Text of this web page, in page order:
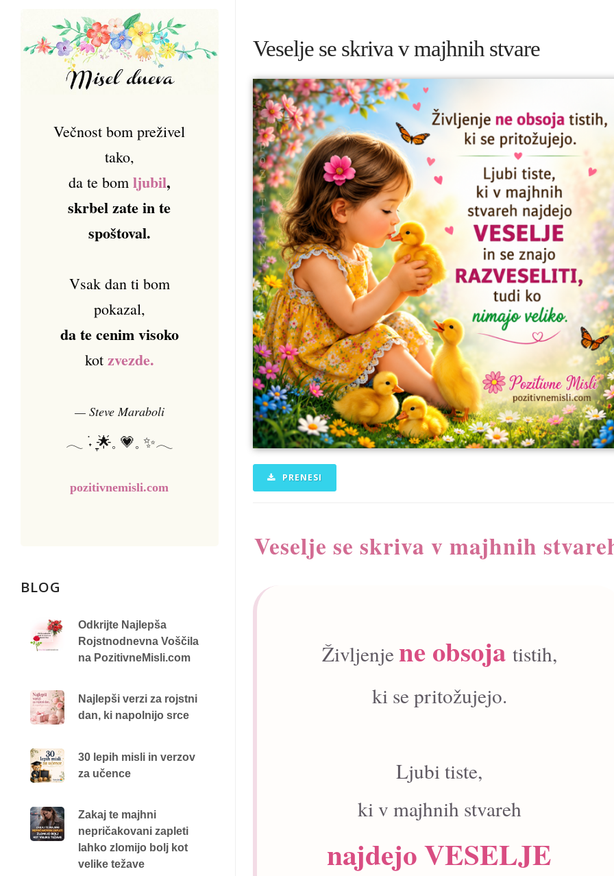
Veselje se skriva v majhnih stvare
PRENESI
Veselje se skriva v majhnih
Življenjene obsoja tistih,
ki se pritožujejo.
Ljubi tiste,
ki v majhnih stvareh
najdejo VESELJE
Večnost bom preživel
tako,
da te bom ljubil,
skrbel zate in te
spoštoval.
Vsak dan ti bom
pokazal,
da te cenim visoko
kot zvezde.
— Steve Maraboli
𓂃 ࣪˖ ִֶָ🌟𓈒 💗𓈒 ✨𓂃
pozitivnemisli.com
BLOG
Odkrijte Najlepša
Rojstnodnevna Voščila
na PozitivneMisli.com
Najlepši verzi za rojstni
dan, ki napolnijo srce
30 lepih misli in verzov
za učence
Zakaj te majhni
nepričakovani zapleti
lahko zlomijo bolj kot
velike težave